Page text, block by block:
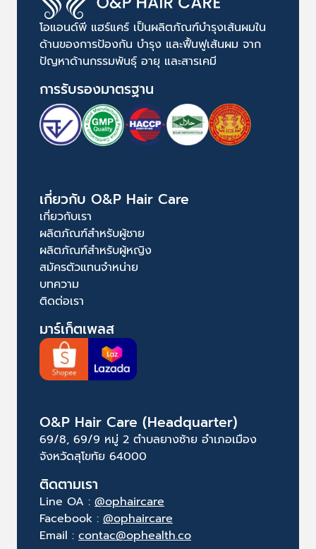
โอแอนด์พี แฮร์แคร์ เป็นผลิตภัณฑ์บำรุงเส้นผมใน
ด้านของการป้องกัน บำรุง และฟื้นฟูเส้นผม จาก
ปัญหาด้านกรรมพันธุ์ อายุ และสารเคมี
การรับรองมาตรฐาน
เกี่ยวกับ O&P Hair Care
เกี่ยวกับเรา
ผลิตภัณฑ์สำหรับผู้ชาย
ผลิตภัณฑ์สำหรับผู้หญิง
สมัครตัวแทนจำหน่าย
บทความ
ติดต่อเรา
มาร์เก็ตเพลส
O&P Hair Care (Headquarter)
69/8, 69/9 หมู่ 2 ตำบลยางซ้าย อำเภอเมือง
จังหวัดสุโขทัย 64000
ติดตามเรา
Line OA : @ophaircare
Facebook : @ophaircare
Email : contac@ophealth.co